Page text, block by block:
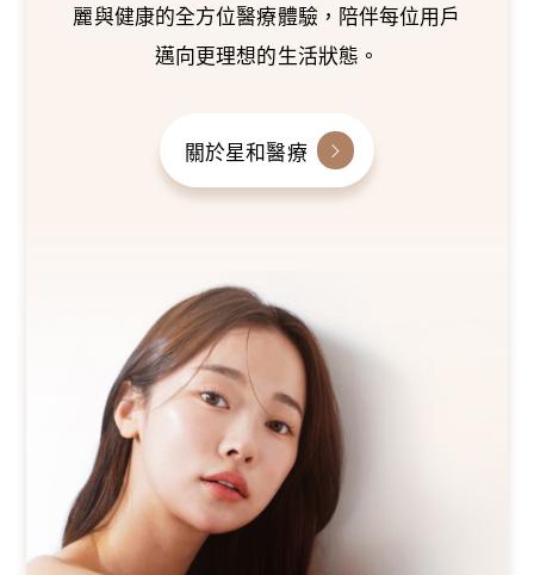
麗與健康的全方位醫療體驗，陪伴每位用戶
邁向更理想的生活狀態。
關於星和醫療